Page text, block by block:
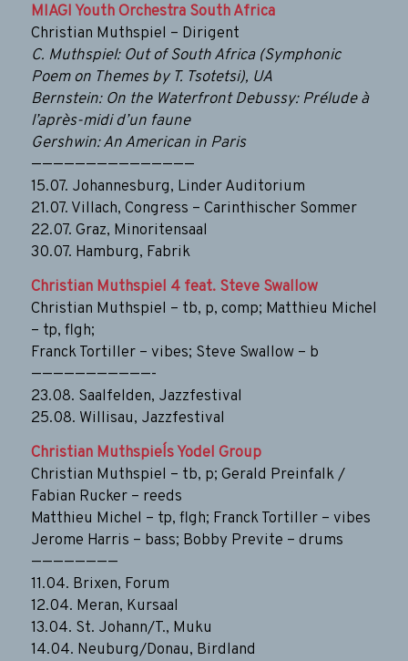
MIAGI Youth Orchestra South Africa
Christian Muthspiel – Dirigent
C. Muthspiel: Out of South Africa (Symphonic
Poem on Themes by T. Tsotetsi), UA
Bernstein: On the Waterfront Debussy: Prélude à
l’après-midi d’un faune
Gershwin: An American in Paris
———————————————
15.07. Johannesburg, Linder Auditorium
21.07. Villach, Congress – Carinthischer Sommer
22.07. Graz, Minoritensaal
30.07. Hamburg, Fabrik
Christian Muthspiel 4 feat. Steve Swallow
Christian Muthspiel – tb, p, comp; Matthieu Michel
– tp, flgh;
Franck Tortiller – vibes; Steve Swallow – b
———————————-
23.08. Saalfelden, Jazzfestival
25.08. Willisau, Jazzfestival
Christian Muthspiel´s Yodel Group
Christian Muthspiel – tb, p; Gerald Preinfalk /
Fabian Rucker – reeds
Matthieu Michel – tp, flgh; Franck Tortiller – vibes
Jerome Harris – bass; Bobby Previte – drums
————————
11.04. Brixen, Forum
12.04. Meran, Kursaal
13.04. St. Johann/T., Muku
14.04. Neuburg/Donau, Birdland